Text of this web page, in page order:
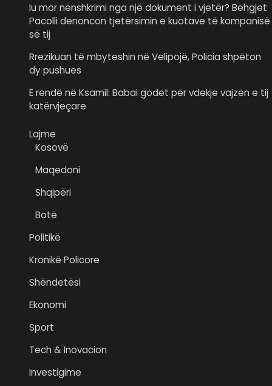
Iu mor nënshkrimi nga një dokument i vjetër? Behgjet
Pacolli denoncon tjetërsimin e kuotave të kompanisë
së tij
Rrezikuan të mbyteshin në Velipojë, Policia shpëton
dy pushues
E rëndë në Ksamil: Babai godet për vdekje vajzën e tij
katërvjeçare
Lajme
Kosovë
Maqedoni
Shqipëri
Botë
Politikë
Kronikë Policore
Shëndetësi
Ekonomi
Sport
Tech & Inovacion
Investigime